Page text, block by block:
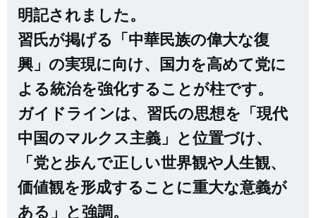
明記されました。
習氏が掲げる「中華民族の偉大な復
興」の実現に向け、国力を高めて党に
よる統治を強化することが柱です。
ガイドラインは、習氏の思想を「現代
中国のマルクス主義」と位置づけ、
「党と歩んで正しい世界観や人生観、
価値観を形成することに重大な意義が
ある」と強調。